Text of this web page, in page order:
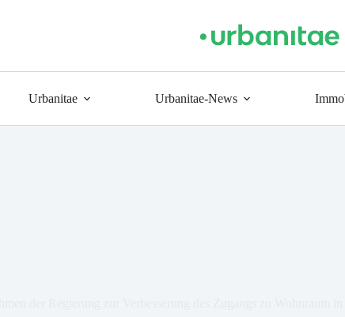
Urbanitae Urbanitae-News